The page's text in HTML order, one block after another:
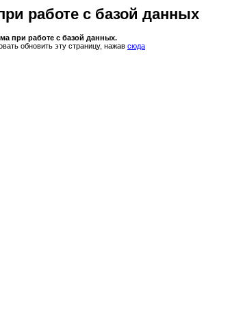
работе с базой данных
при работе с базой данных.
обновить эту страницу, нажав сюда